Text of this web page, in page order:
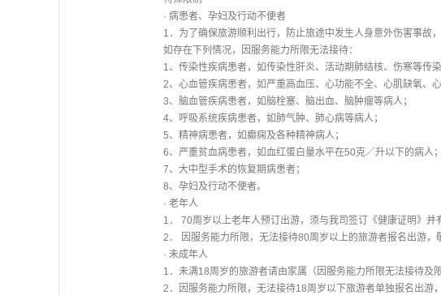
· 病患者、孕妇及行动不便者
1．为了确保旅游顺利出行，防止旅途中发生人身意外伤害事故
如存在下列情况，因服务能力所限无法接待：
1、传染性疾病患者，如传染性肝炎、活动期肺结核、伤寒等传染
2、心血管疾病患者，如严重高血压、心功能不全、心肌缺氧、心
3、脑血管疾病患者，如脑栓塞、脑出血、脑肿瘤等病人；
4、呼吸系统疾病患者，如肺气肿、肺心病等病人；
5、精神病患者，如癫痫及各种精神病人；
6、严重贫血病患者，如血红蛋白量水平在50克／升以下的病人；
7、大中型手术的恢复期病患者；
8、孕妇及行动不便者。
· 老年人
1． 70周岁以上老年人预订出游，须与我司签订《健康证明》
2． 因服务能力所限，无法接待80周岁以上的旅游者报名出游，
· 未成年人
1．未满18周岁的旅游者请由家属（因服务能力所限无法接待及
2．因服务能力所限，无法接待18周岁以下旅游者单独报名出游